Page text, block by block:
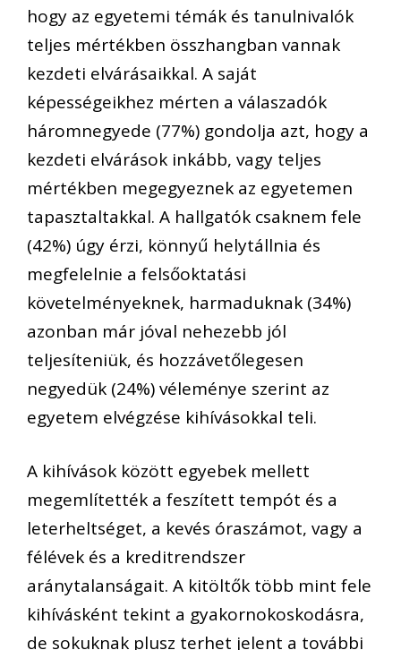
hogy az egyetemi témák és tanulnivalók
teljes mértékben összhangban vannak
kezdeti elvárásaikkal. A saját
képességeikhez mérten a válaszadók
háromnegyede (77%) gondolja azt, hogy a
kezdeti elvárások inkább, vagy teljes
mértékben megegyeznek az egyetemen
tapasztaltakkal. A hallgatók csaknem fele
(42%) úgy érzi, könnyű helytállnia és
megfelelnie a felsőoktatási
követelményeknek, harmaduknak (34%)
azonban már jóval nehezebb jól
teljesíteniük, és hozzávetőlegesen
negyedük (24%)véleménye szerint az
egyetem elvégzése kihívásokkal teli.
A kihívások között egyebek mellett
megemlítették a feszített tempót és a
leterheltséget, a kevés óraszámot, vagy a
félévek és a kreditrendszer
aránytalanságait. A kitöltők több mint fele
kihívásként tekint a gyakornokoskodásra,
de sokuknak plusz terhet jelent a további